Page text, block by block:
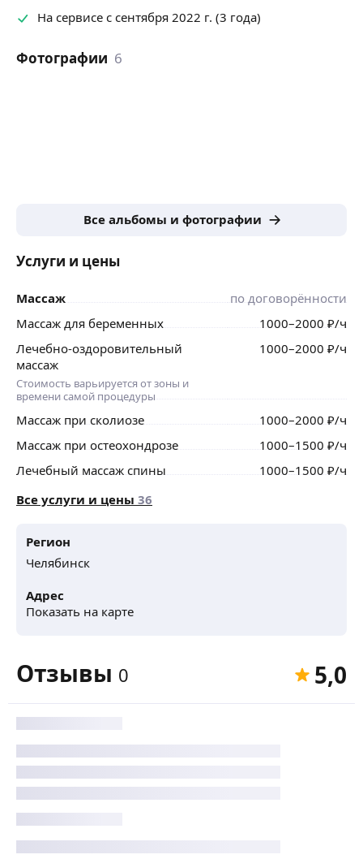
На сервисе с сентября 2022 г. (3 года)
Фотографии 6
Все альбомы и фотографии
Услуги и цены
Массаж
по договорённости
Массаж для беременных
1000–2000 ₽/ч
Лечебно-оздоровительный
массаж
Стоимость варьируется от зоны и
времени самой процедуры
1000–2000 ₽/ч
Массаж при сколиозе 1000–2000 ₽/ч
Массаж при остеохондрозе
1000–1500 ₽/ч
Лечебный массаж спины
1000–1500 ₽/ч
Все услуги и цены 36
Регион
Челябинск
Адрес
Показать на карте
Отзывы 0 5,0